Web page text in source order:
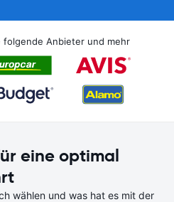
folgende Anbieter und mehr
eine optimal
wählen und was hat es mit der